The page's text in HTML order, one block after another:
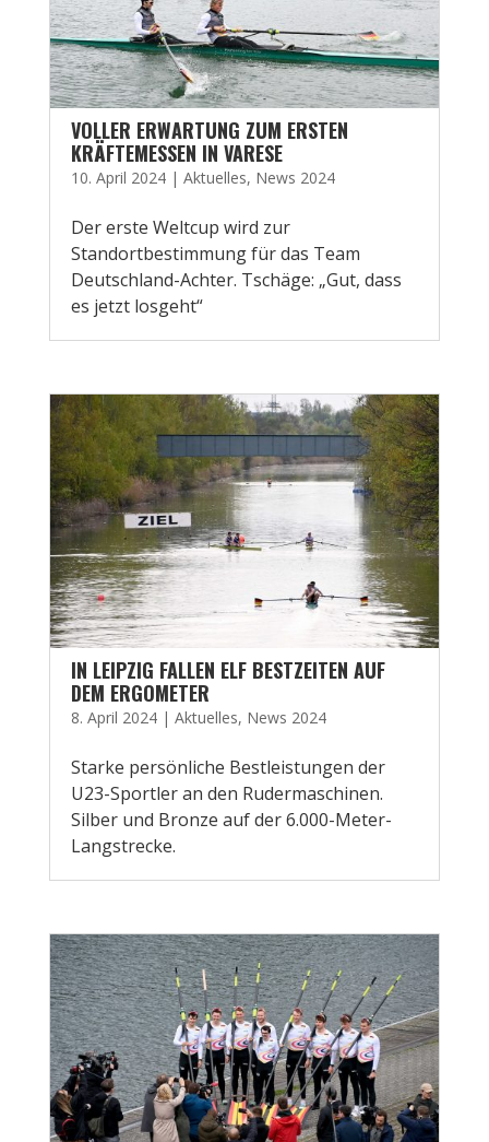
VOLLER ERWARTUNG ZUM ERSTEN
KRÄFTEMESSEN IN VARESE
10. April 2024| Aktuelles, News 2024
Der erste Weltcup wird zur
Standortbestimmung für das Team
Deutschland-Achter. Tschäge: „Gut, dass
es jetzt losgeht“
IN LEIPZIG FALLEN ELF BESTZEITEN AUF
DEM ERGOMETER
8. April 2024| Aktuelles, News 2024
Starke persönliche Bestleistungen der
U23-Sportler an den Rudermaschinen.
Silber und Bronze auf der 6.000-Meter-
Langstrecke.